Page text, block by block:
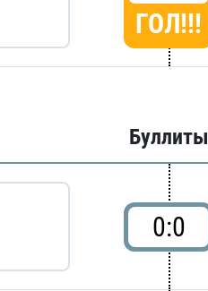
ГОЛ!!!
Буллиты
0:0